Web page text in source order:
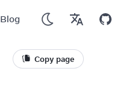
Blog
Copy page